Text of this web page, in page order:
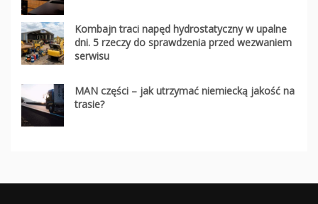
Kombajn traci napęd hydrostatyczny w upalne
dni. 5 rzeczy do sprawdzenia przed wezwaniem
serwisu
MAN części – jak utrzymać niemiecką jakość na
trasie?